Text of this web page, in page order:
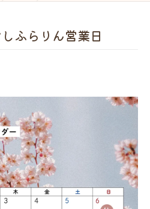
ふらりん営業日